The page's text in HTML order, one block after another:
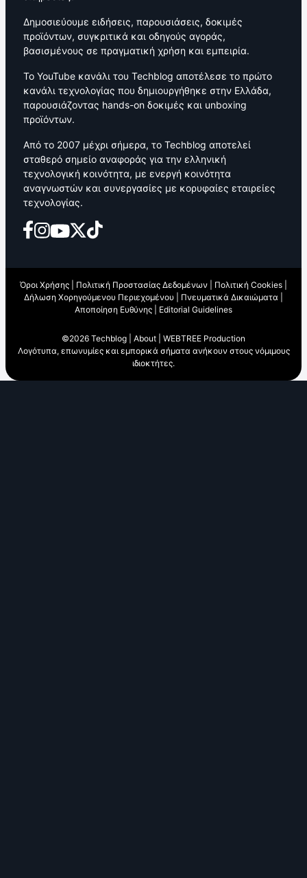
Δημοσιεύουμε ειδήσεις, παρουσιάσεις, δοκιμές
προϊόντων, συγκριτικά και οδηγούς αγοράς,
βασισμένους σε πραγματική χρήση και εμπειρία.
Το YouTube κανάλι του Techblog αποτέλεσε το πρώτο
κανάλι τεχνολογίας που δημιουργήθηκε στην Ελλάδα,
παρουσιάζοντας hands-on δοκιμές και unboxing
προϊόντων.
Από το 2007 μέχρι σήμερα, το Techblog αποτελεί
σταθερό σημείο αναφοράς για την ελληνική
τεχνολογική κοινότητα, με ενεργή κοινότητα
αναγνωστών και συνεργασίες με κορυφαίες εταιρείες
τεχνολογίας.
Όροι Χρήσης Πολιτική Προστασίας Δεδομένων Πολιτική Cookies
Δήλωση Χορηγούμενου Περιεχομένου
Πνευματικά Δικαιώματα
Αποποίηση Ευθύνης
Editorial Guidelines
©2026 Techblog | About
WEBTREE Production
Λογότυπα, επωνυμίες και εμπορικά σήματα ανήκουν στους νόμιμους
ιδιοκτήτες.